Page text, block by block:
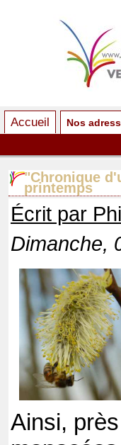
Accueil Nos
"Chronique
printemps
Écrit par
Dimanche,
Ainsi,